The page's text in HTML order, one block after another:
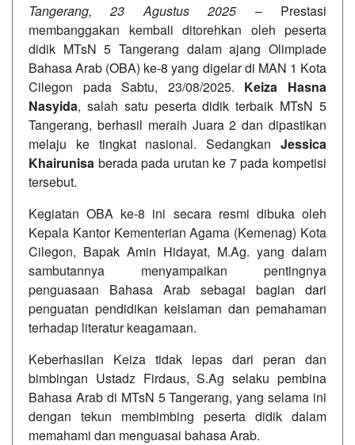
Tangerang, 23 Agustus 2025– Prestasi
membanggakan kembali ditorehkan oleh peserta
didik MTsN 5 Tangerang dalam ajang Olimpiade
Bahasa Arab (OBA) ke-8 yang digelar di MAN 1 Kota
Cilegon pada Sabtu, 23/08/2025. Keiza Hasna
Nasyida, salah satu peserta didik terbaik MTsN 5
Tangerang, berhasil meraih Juara 2 dan dipastikan
melaju ke tingkat nasional. Sedangkan Jessica
Khairunisa berada pada urutan ke 7 pada kompetisi
tersebut.
Kegiatan OBA ke-8 ini secara resmi dibuka oleh
Kepala Kantor Kementerian Agama (Kemenag) Kota
Cilegon, Bapak Amin Hidayat, M.Ag. yang dalam
sambutannya menyampaikan pentingnya
penguasaan Bahasa Arab sebagai bagian dari
penguatan pendidikan keislaman dan pemahaman
terhadap literatur keagamaan.
Keberhasilan Keiza tidak lepas dari peran dan
bimbingan Ustadz Firdaus, S.Ag selaku pembina
Bahasa Arab di MTsN 5 Tangerang, yang selama ini
dengan tekun membimbing peserta didik dalam
memahami dan menguasai bahasa Arab.